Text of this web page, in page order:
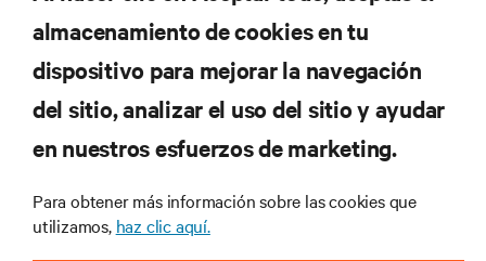
oferta
Regístrese en nuestra lista de correos
para recibir las últimas novedades de
industria de Vertiv.
almacenamiento de cookies en tu
dispositivo para mejorar la navegación
del sitio, analizar el uso del sitio y ayudar
en nuestros esfuerzos de marketing.
Para obtener más información sobre las cookies que
utilizamos, haz clic aquí.